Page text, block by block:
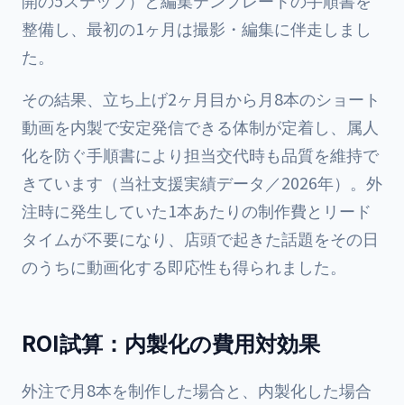
整備し、最初の1ヶ月は撮影・編集に伴走しまし
た。
その結果、立ち上げ2ヶ月目から月8本のショート
動画を内製で安定発信できる体制が定着し、属人
化を防ぐ手順書により担当交代時も品質を維持で
きています（当社支援実績データ／2026年）。外
注時に発生していた1本あたりの制作費とリード
タイムが不要になり、店頭で起きた話題をその日
のうちに動画化する即応性も得られました。
ROI試算：内製化の費用対効果
外注で月8本を制作した場合と、内製化した場合